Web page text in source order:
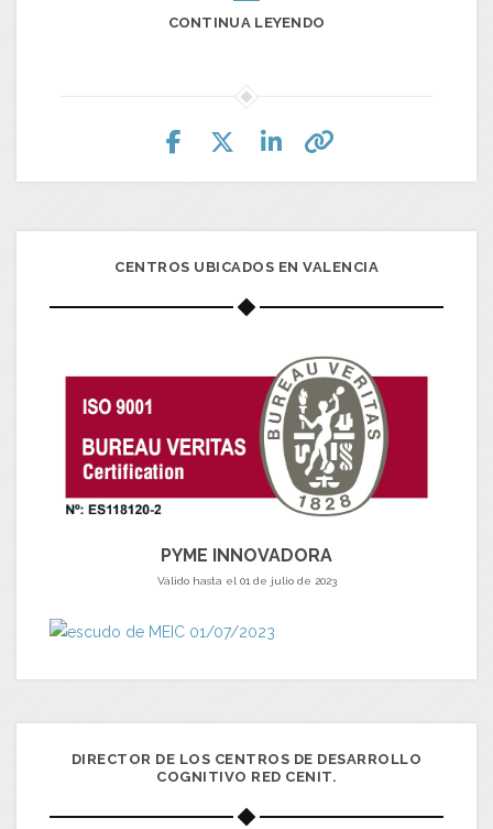
CONTINUA LEYENDO
CENTROS UBICADOS EN VALENCIA
PYME INNOVADORA
Válido hasta el 01 de julio de 2023
DIRECTOR DE LOS CENTROS DE DESARROLLO
COGNITIVO RED CENIT.